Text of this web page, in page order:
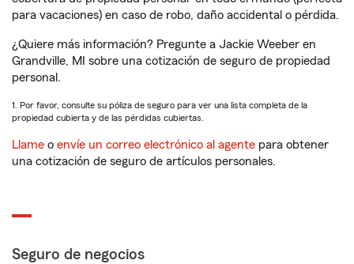
para vacaciones) en caso de robo, daño accidental o pérdida.
¿Quiere más información? Pregunte a Jackie Weeber en
Grandville, MI sobre una cotización de seguro de propiedad
personal.
1. Por favor, consulte su póliza de seguro para ver una lista completa de la
propiedad cubierta y de las pérdidas cubiertas.
Llame o envíe un correo electrónico al agente para obtener
una cotización de seguro de artículos personales.
Seguro de negocios